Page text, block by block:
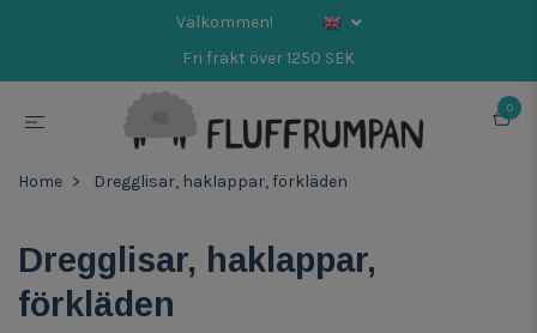
Välkommen!
Fri frakt över 1250 SEK
0
Home Dregglisar, haklappar, förkläden
Dregglisar, haklappar,
förkläden